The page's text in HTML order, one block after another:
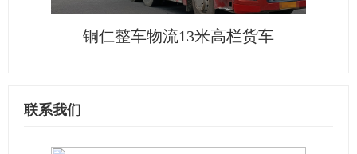
铜仁整车物流13米高栏货车
联系我们